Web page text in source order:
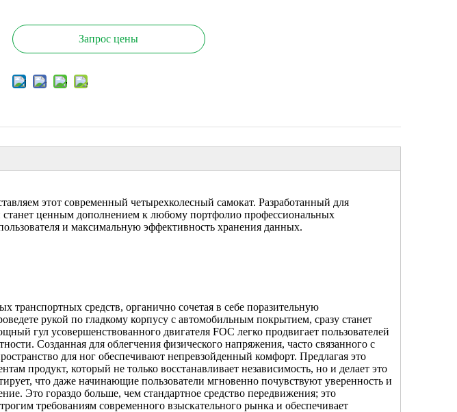
Запрос цены
этот современный четырехколесный самокат. Разработанный для
станет ценным дополнением к любому портфолио профессиональных
и максимальную эффективность хранения данных.
транспортных средств, органично сочетая в себе поразительную
рукой по гладкому корпусу с автомобильным покрытием, сразу станет
гул усовершенствованного двигателя FOC легко продвигает пользователей
Созданная для облегчения физического напряжения, часто связанного с
для ног обеспечивают непревзойденный комфорт. Предлагая это
продукт, который не только восстанавливает независимость, но и делает это
что даже начинающие пользователи мгновенно почувствуют уверенность и
Это гораздо больше, чем стандартное средство передвижения; это
требованиям современного взыскательного рынка и обеспечивает